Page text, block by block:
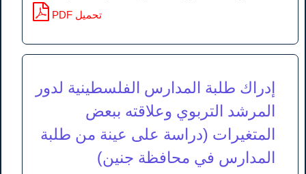
PDF تحميل
إدراك طلبة المدارس الفلسطينية لدور
المرشد التربوي وعلاقته ببعض
المتغيرات (دراسة على عينة من طلبة
المدارس في محافظة جنين)